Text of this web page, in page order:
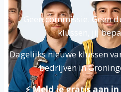
Geen commissie. Geen
klussen, jij
Dagelijks nieuwe klussen
bedrijven in
⚡ Meld je gratis aan